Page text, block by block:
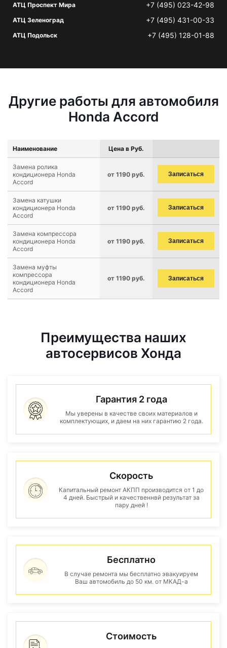
АТЦ Проспект Мира +7 (495) 023-42-98
АТЦ Зеленоград +7 (495) 431-00-33
АТЦ Подольск +7 (495) 128-01-88
Другие работы для автомобиля
Honda Accord
Наименование Цена в Руб.
Замена ролика
кондиционера Honda
Accord
от 1190 руб. Записаться
Замена катушки
кондиционера Honda
Accord
от 1190 руб. Записаться
Замена компрессора
кондиционера Honda
Accord
от 1190 руб. Записаться
Замена муфты
компрессора
кондиционера Honda
Accord
от 1190 руб. Записаться
Преимущества наших
автосервисов Хонда
Гарантия 2 года
Мы уверены в качестве своих материалов и
комплектующих, и даем на них гарантию 2 года.
Скорость
Капитальный ремонт АКПП производится от 1 до
4 дней. Быстрый и качественнвй результат за
пару дней !
Бесплатно
В случае ремонта мы бесплатно эвакуируем
Ваш автомобиль до 50 км. от МКАД-а
Стоимость